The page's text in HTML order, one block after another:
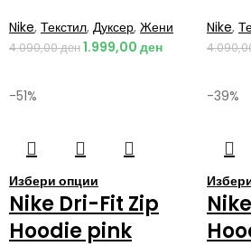
Nike, Текстил, Дуксер, Жени
4.090,00ден1.999,00 ден
Nike,
-51%
Избери опции
Nike Dri-Fit Zip
Hoodie pink
-39%